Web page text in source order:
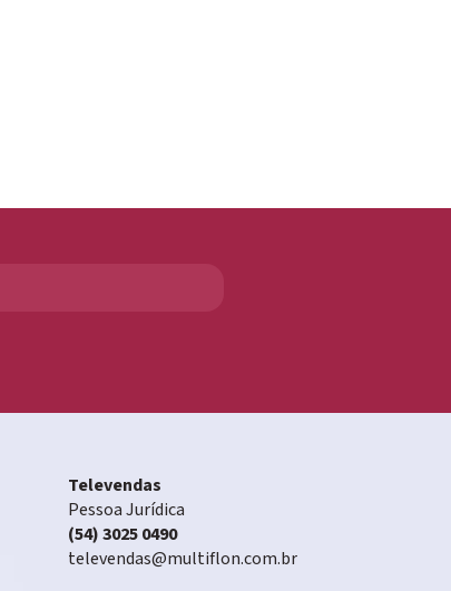
Televendas
Pessoa Jurídica
(54) 3025 0490
televendas@multiflon.com.br